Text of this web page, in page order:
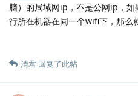
脑）的局域网ip，不是公网ip，
行所在机器在同一个wifi下，那么
清君 回复了此帖